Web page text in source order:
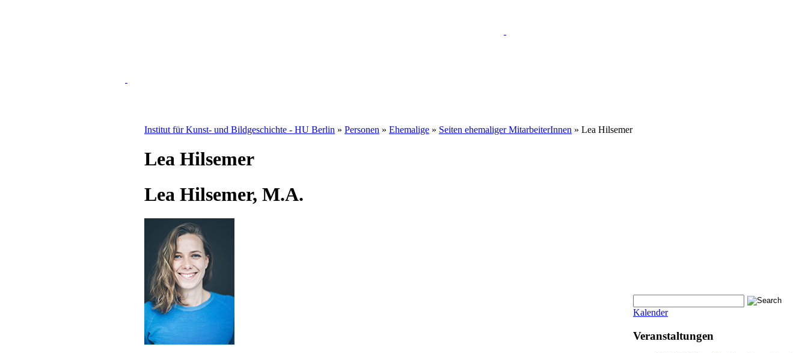
Institut für Kunst- und Bildgeschichte - HU Berlin » Personen » Ehemalige » Seiten ehemaliger MitarbeiterInnen » Lea Hilsemer
Lea Hilsemer
Lea Hilsemer, M.A.
Kalender
Veranstaltungen